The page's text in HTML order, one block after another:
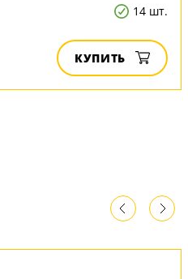
14 шт.
КУПИТЬ